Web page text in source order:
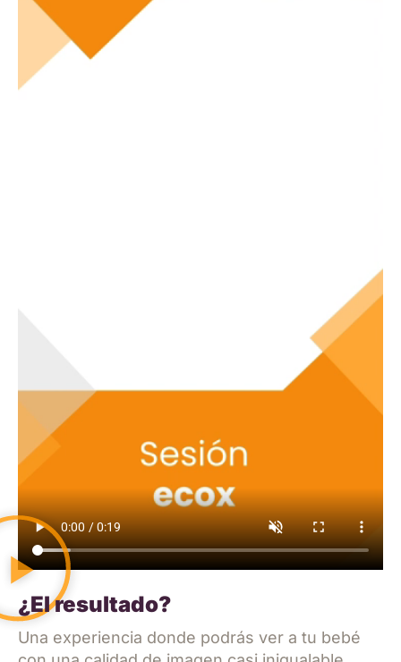
¿El resultado?
Una experiencia donde podrás ver a tu bebé